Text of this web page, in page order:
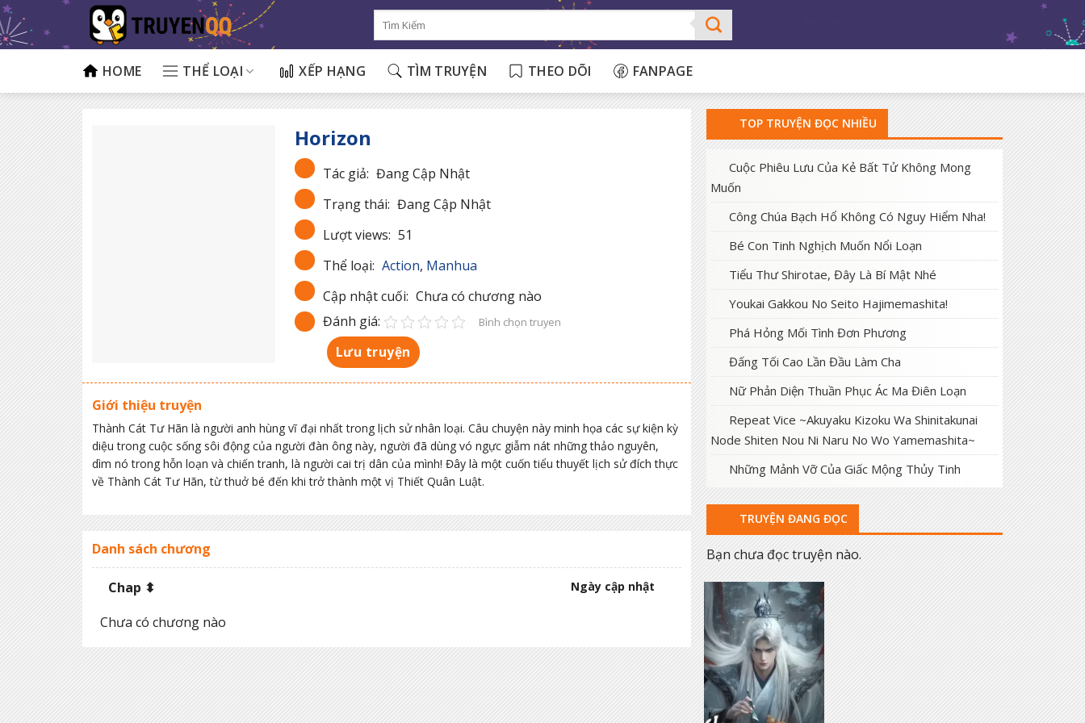
Bỏ
qua
nội
HOME THỂ LOẠI XẾP HẠNG TÌM TRUYỆN THEO DÕI FANPAGE
Horizon
Tác giả: Đang Cập Nhật
Trạng thái: Đang Cập Nhật
Lượt views: 51
Thể loại: Action, Manhua
Cập nhật cuối: Chưa có chương nào
Đánh giá:
Bình chọn truyen
Lưu truyện
Giới thiệu truyện
Thành Cát Tư Hãn là người anh hùng vĩ đại nhất trong lịch sử nhân loại. Câu chuyện này minh họa các sự kiện kỳ
diệu trong cuộc sống sôi động của người đàn ông này, người đã dùng vó ngực giẫm nát những thảo nguyên,
dìm nó trong hỗn loạn và chiến tranh, là người cai trị dân của mình! Đây là một cuốn tiểu thuyết lịch sử đích thực
về Thành Cát Tư Hãn, từ thuở bé đến khi trở thành một vị Thiết Quân Luật.
Danh sách chương
Chap ⬍ Ngày cập nhật
Chưa có chương nào
TOP TRUYỆN ĐỌC NHIỀU
Cuộc Phiêu Lưu Của Kẻ Bất Tử Không Mong
Muốn
Công Chúa Bạch Hổ Không Có Nguy Hiểm Nha!
Bé Con Tinh Nghịch Muốn Nổi Loạn
Tiểu Thư Shirotae, Đây Là Bí Mật Nhé
Youkai Gakkou No Seito Hajimemashita!
Phá Hỏng Mối Tình Đơn Phương
Đấng Tối Cao Lần Đầu Làm Cha
Nữ Phản Diện Thuần Phục Ác Ma Điên Loạn
Repeat Vice ~Akuyaku Kizoku Wa Shinitakunai
Node Shiten Nou Ni Naru No Wo Yamemashita~
Những Mảnh Vỡ Của Giấc Mộng Thủy Tinh
TRUYỆN ĐANG ĐỌC
Bạn chưa đọc truyện nào.